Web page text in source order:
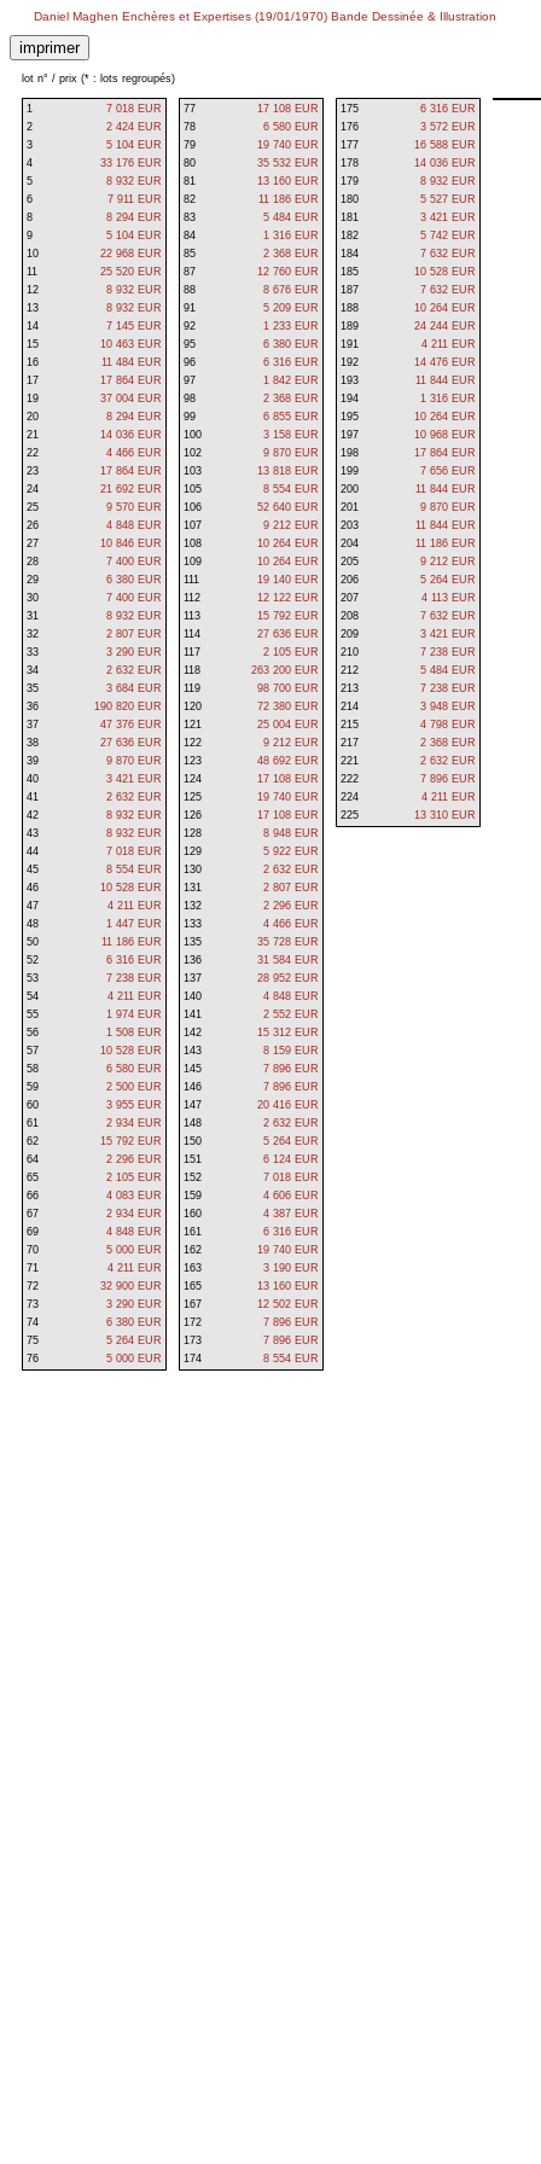
Daniel Maghen Enchères et Expertises (19/01/1970) Bande Dessinée & Illustration
lot n° / prix (* : lots regroupés)
1
7 018 EUR
2
2 424 EUR
3
5 104 EUR
4
33 176 EUR
5
8 932 EUR
6
7 911 EUR
8
8 294 EUR
9
5 104 EUR
10
22 968 EUR
11
25 520 EUR
12
8 932 EUR
13
8 932 EUR
14
7 145 EUR
15
10 463 EUR
16
11 484 EUR
17
17 864 EUR
19
37 004 EUR
20
8 294 EUR
21
14 036 EUR
22
4 466 EUR
23
17 864 EUR
24
21 692 EUR
25
9 570 EUR
26
4 848 EUR
27
10 846 EUR
28
7 400 EUR
29
6 380 EUR
30
7 400 EUR
31
8 932 EUR
32
2 807 EUR
33
3 290 EUR
34
2 632 EUR
35
3 684 EUR
36
190 820 EUR
37
47 376 EUR
38
27 636 EUR
39
9 870 EUR
40
3 421 EUR
41
2 632 EUR
42
8 932 EUR
43
8 932 EUR
44
7 018 EUR
45
8 554 EUR
46
10 528 EUR
47
4 211 EUR
48
1 447 EUR
50
11 186 EUR
52
6 316 EUR
53
7 238 EUR
54
4 211 EUR
55
1 974 EUR
56
1 508 EUR
57
10 528 EUR
58
6 580 EUR
59
2 500 EUR
60
3 955 EUR
61
2 934 EUR
62
15 792 EUR
64
2 296 EUR
65
2 105 EUR
66
4 083 EUR
67
2 934 EUR
69
4 848 EUR
70
5 000 EUR
71
4 211 EUR
72
32 900 EUR
73
3 290 EUR
74
6 380 EUR
75
5 264 EUR
76
5 000 EUR
77
17 108 EUR
78
6 580 EUR
79
19 740 EUR
80
35 532 EUR
81
13 160 EUR
82
11 186 EUR
83
5 484 EUR
84
1 316 EUR
85
2 368 EUR
87
12 760 EUR
88
8 676 EUR
91
5 209 EUR
92
1 233 EUR
95
6 380 EUR
96
6 316 EUR
97
1 842 EUR
98
2 368 EUR
99
6 855 EUR
100
3 158 EUR
102
9 870 EUR
103
13 818 EUR
105
8 554 EUR
106
52 640 EUR
107
9 212 EUR
108
10 264 EUR
109
10 264 EUR
111
19 140 EUR
112
12 122 EUR
113
15 792 EUR
114
27 636 EUR
117
2 105 EUR
118
263 200 EUR
119
98 700 EUR
120
72 380 EUR
121
25 004 EUR
122
9 212 EUR
123
48 692 EUR
124
17 108 EUR
125
19 740 EUR
126
17 108 EUR
128
8 948 EUR
129
5 922 EUR
130
2 632 EUR
131
2 807 EUR
132
2 296 EUR
133
4 466 EUR
135
35 728 EUR
136
31 584 EUR
137
28 952 EUR
140
4 848 EUR
141
2 552 EUR
142
15 312 EUR
143
8 159 EUR
145
7 896 EUR
146
7 896 EUR
147
20 416 EUR
148
2 632 EUR
150
5 264 EUR
151
6 124 EUR
152
7 018 EUR
159
4 606 EUR
160
4 387 EUR
161
6 316 EUR
162
19 740 EUR
163
3 190 EUR
165
13 160 EUR
167
12 502 EUR
172
7 896 EUR
173
7 896 EUR
174
8 554 EUR
175
6 316 EUR
176
3 572 EUR
177
16 588 EUR
178
14 036 EUR
179
8 932 EUR
180
5 527 EUR
181
3 421 EUR
182
5 742 EUR
184
7 632 EUR
185
10 528 EUR
187
7 632 EUR
188
10 264 EUR
189
24 244 EUR
191
4 211 EUR
192
14 476 EUR
193
11 844 EUR
194
1 316 EUR
195
10 264 EUR
197
10 968 EUR
198
17 864 EUR
199
7 656 EUR
200
11 844 EUR
201
9 870 EUR
203
11 844 EUR
204
11 186 EUR
205
9 212 EUR
206
5 264 EUR
207
4 113 EUR
208
7 632 EUR
209
3 421 EUR
210
7 238 EUR
212
5 484 EUR
213
7 238 EUR
214
3 948 EUR
215
4 798 EUR
217
2 368 EUR
221
2 632 EUR
222
7 896 EUR
224
4 211 EUR
225
13 310 EUR